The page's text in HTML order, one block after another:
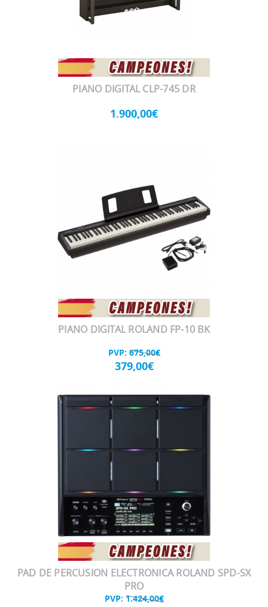
PIANO DIGITAL CLP-745 DR
1.900,00€
PIANO DIGITAL ROLAND FP-10 BK
PVP: 675,00€
379,00€
PAD DE PERCUSION ELECTRONICA ROLAND SPD-SX
PRO
PVP: 1.424,00€